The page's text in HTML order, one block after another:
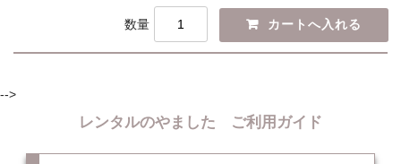
数量
-->
レンタルのやました ご利用ガイド